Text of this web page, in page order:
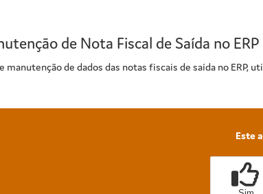
de Nota Fiscal de Saída no ERP
manutenção de dados das notas fiscais de saída no ERP,
Este